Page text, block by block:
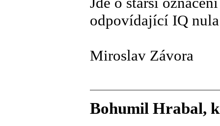
odpovídající IQ
Miroslav Závora
Bohumil Hrabal,